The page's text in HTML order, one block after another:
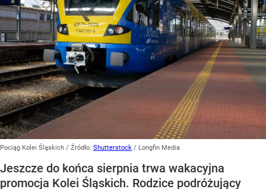
Pociąg Kolei Śląskich / Źródło: Shutterstock / Longfin Media
Jeszcze do końca sierpnia trwa wakacyjna
promocja Kolei Śląskich. Rodzice podróżujący